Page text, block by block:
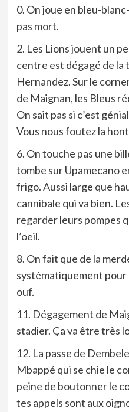
0. On joue en bleu-
pas mort.
2. Les Lions jouent un
centre est dégagé de la
Hernandez. Sur le
de Maignan, les Bleus
On sait pas si c’est
Vous nous foutez la
6. On touche pas une
tombe sur Upamecano
frigo. Aussi large que
cannibale qui va bien.
regarder leurs pompes
l’oeil.
8. On fait que de la
systématiquement pour
ouf.
11. Dégagement de
stadier. Ça va être très
12. La passe de
Mbappé qui se chie le
peine de boutonner le
tes appels sont aux